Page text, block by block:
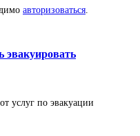
авторизоваться
эвакуировать
услуг по эвакуации